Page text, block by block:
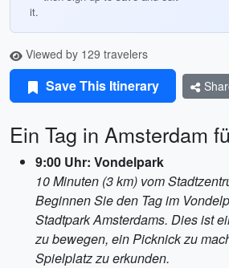
it.
Viewed by 129 travelers
Save This Itinerary
Ein Tag in Amsterdam
9:00 Uhr: Vondelpark
10 Minuten (3 km) vom
Beginnen Sie den Tag im
Stadtpark Amsterdams. Dies ist
zu bewegen, ein Picknick zu
Spielplatz zu erkunden.